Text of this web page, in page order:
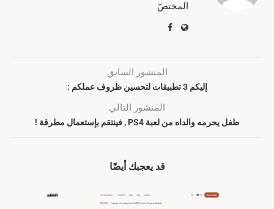
المختصّ
المنشور السابق
إليكم 3 تطبيقات لتحسين ظروف عملكم :
المنشور التالي
طفل يحرمه والداه من لعبة PS4 , فينتقم بإستعمال مطرقة !
قد يعجبك أيضًا